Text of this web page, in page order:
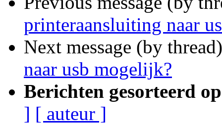
printeraansluiting naar
Next message (by
naar usb mogelijk?
Berichten gesorteerd
] [ auteur ]